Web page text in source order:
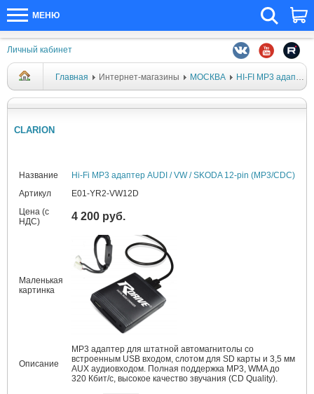
МЕНЮ
Личный кабинет
Главная Интернет-магазины МОСКВА HI-FI MP3 адаптеры
CLARION
Название
Hi-Fi MP3 адаптер AUDI / VW / SKODA 12-pin (MP3/CDC)
Артикул
E01-YR2-VW12D
Цена (с
НДС)
4 200 руб.
Маленькая
картинка
Описание
MP3 адаптер для штатной автомагнитолы со
встроенным USB входом, слотом для SD карты и 3,5 мм
AUX аудиовходом. Полная поддержка MP3, WMA до
320 Кбит/c, высокое качество звучания (CD Quality).